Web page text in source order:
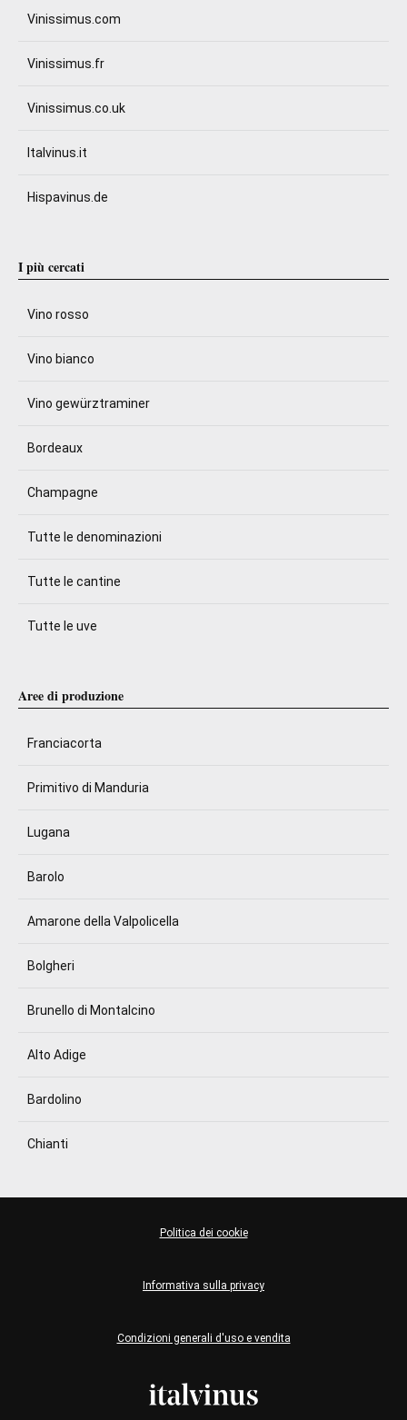
Vinissimus.com
Vinissimus.fr
Vinissimus.co.uk
Italvinus.it
Hispavinus.de
I più cercati
Vino rosso
Vino bianco
Vino gewürztraminer
Bordeaux
Champagne
Tutte le denominazioni
Tutte le cantine
Tutte le uve
Aree di produzione
Franciacorta
Primitivo di Manduria
Lugana
Barolo
Amarone della Valpolicella
Bolgheri
Brunello di Montalcino
Alto Adige
Bardolino
Chianti
Condizioni generali d'uso e vendita
Informativa sulla privacy
Politica dei cookie